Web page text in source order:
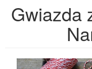
Gwiazda